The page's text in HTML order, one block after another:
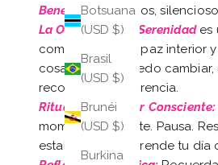
Botsuana
(USD $)
Brasil
(USD $)
Brunéi
(USD $)
Burkina
Beneficios:¡Livianos,
La Oración de la Serenidad es
como un faro de paz interior
cosas que no puedo
reconocer la diferencia.
Ritual de Glamour Consciente:
momento presente. Pausa.
establecida, emprende tu